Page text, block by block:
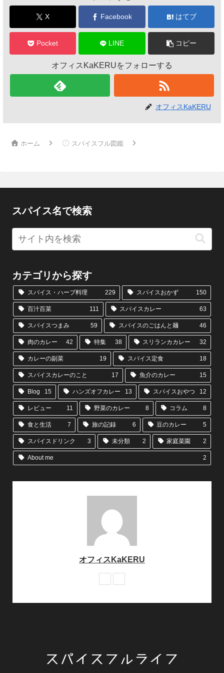
X Facebook はてブ
Pocket LINE コピー
オフィスKaKERUをフォローする
オフィスKaKERU
ホーム スパイスフル図鑑
スパイス名で検索
カテゴリから探す
スパイス・ハーブ料理 229 スパイスおかず 150
百汁百菜 111 スパイスカレー 63
スパイスつまみ 59 スパイスのごはんと麺 46
肉のカレー 42 特集 38 スリランカカレー 32
カレーの副菜 19 スパイス定食 18
スパイスカレーのこと 17 魚介のカレー 15
Blog 15 ハンズオフカレー 13 スパイスおやつ 12
レビュー 11 野菜のカレー 8 コラム 8
食と生活 7 旅の記録 6 豆のカレー 5
スパイスドリンク 3 未分類 2 家庭菜園 2
About me 2
オフィスKaKERU